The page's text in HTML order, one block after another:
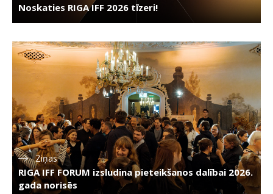
Noskaties RIGA IFF 2026 tīzeri!
Ziņas
RIGA IFF FORUM izsludina pieteikšanos dalībai 2026.
gada norisēs